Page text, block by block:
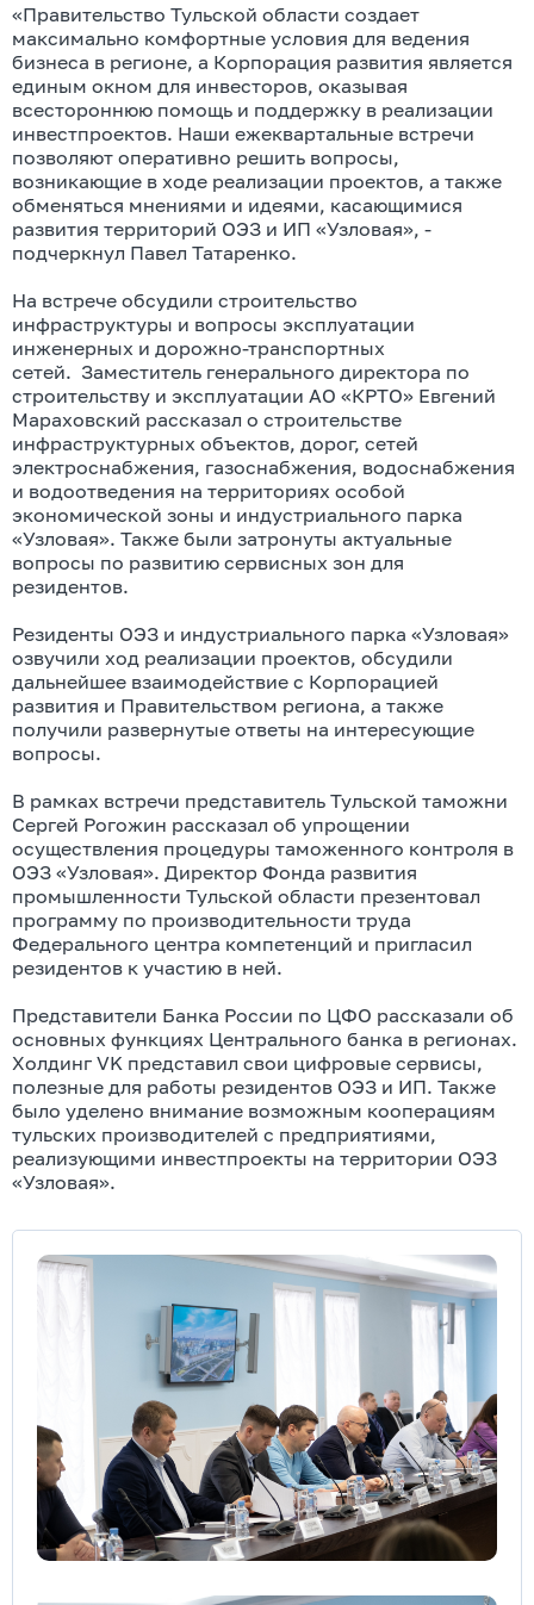
«Правительство Тульской области создает
максимально комфортные условия для ведения
бизнеса в регионе, а Корпорация развития является
единым окном для инвесторов, оказывая
всестороннюю помощь и поддержку в реализации
инвестпроектов. Наши ежеквартальные встречи
позволяют оперативно решить вопросы,
возникающие в ходе реализации проектов, а также
обменяться мнениями и идеями, касающимися
развития территорий ОЭЗ и ИП «Узловая», -
подчеркнул Павел Татаренко.
На встрече обсудили строительство
инфраструктуры и вопросы эксплуатации
инженерных и дорожно-транспортных
сетей. Заместитель генерального директора по
строительству и эксплуатации АО «КРТО» Евгений
Мараховский рассказал о строительстве
инфраструктурных объектов, дорог, сетей
электроснабжения, газоснабжения, водоснабжения
и водоотведения на территориях особой
экономической зоны и индустриального парка
«Узловая». Также были затронуты актуальные
вопросы по развитию сервисных зон для
резидентов.
Резиденты ОЭЗ и индустриального парка «Узловая»
озвучили ход реализации проектов, обсудили
дальнейшее взаимодействие с Корпорацией
развития и Правительством региона, а также
получили развернутые ответы на интересующие
вопросы.
В рамках встречи представитель Тульской таможни
Сергей Рогожин рассказал об упрощении
осуществления процедуры таможенного контроля в
ОЭЗ «Узловая». Директор Фонда развития
промышленности Тульской области презентовал
программу по производительности труда
Федерального центра компетенций и пригласил
резидентов к участию в ней.
Представители Банка России по ЦФО рассказали об
основных функциях Центрального банка в регионах.
Холдинг VK представил свои цифровые сервисы,
полезные для работы резидентов ОЭЗ и ИП. Также
было уделено внимание возможным кооперациям
тульских производителей с предприятиями,
реализующими инвестпроекты на территории ОЭЗ
«Узловая».